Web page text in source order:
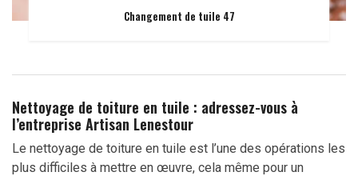
Changement de tuile 47
Nettoyage de toiture en tuile : adressez-vous à
l’entreprise Artisan Lenestour
Le nettoyage de toiture en tuile est l’une des opérations les
plus difficiles à mettre en œuvre, cela même pour un